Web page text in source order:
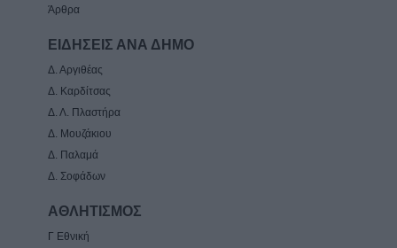
Άρθρα
ΕΙΔΗΣΕΙΣ ΑΝΑ ΔΗΜΟ
Δ. Αργιθέας
Δ. Καρδίτσας
Δ. Λ. Πλαστήρα
Δ. Μουζάκιου
Δ. Παλαμά
Δ. Σοφάδων
ΑΘΛΗΤΙΣΜΟΣ
Γ Εθνική